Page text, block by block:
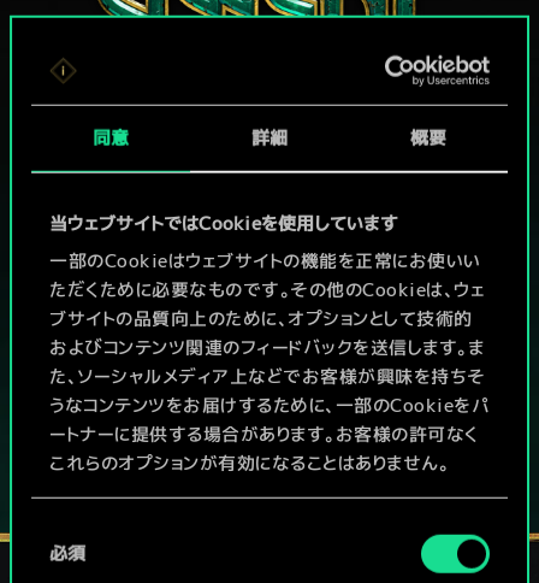
同意 詳細 概要
当ウェブサイトではCookieを使用しています
一部のCookieはウェブサイトの機能を正常にお使いい
ただくために必要なものです。その他のCookieは、ウェ
ブサイトの品質向上のために、オプションとして技術的
およびコンテンツ関連のフィードバックを送信します。ま
た、ソーシャルメディア上などでお客様が興味を持ちそ
うなコンテンツをお届けするために、一部のCookieをパ
ートナーに提供する場合があります。お客様の許可なく
これらのオプションが有効になることはありません。
詳細は、下記の「設定」メニューでご確認ください。
必須
グウェントでひと勝負といかない
PCで無料プレイ！
本作はアイテム課金型の基本無料ゲームです
その他対応機種：